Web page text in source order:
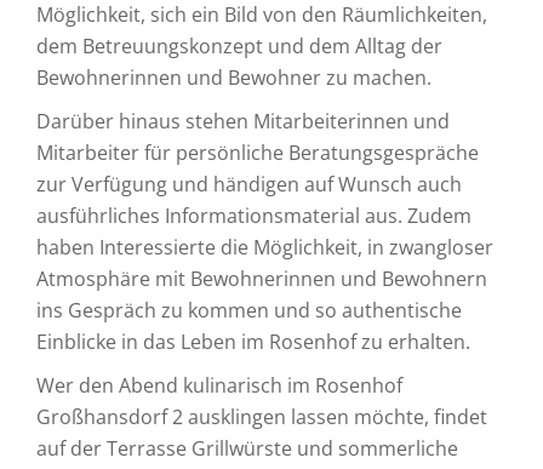
Möglichkeit, sich ein Bild von den Räumlichkeiten,
dem Betreuungskonzept und dem Alltag der
Bewohnerinnen und Bewohner zu machen.
Darüber hinaus stehen Mitarbeiterinnen und
Mitarbeiter für persönliche Beratungsgespräche
zur Verfügung und händigen auf Wunsch auch
ausführliches Informationsmaterial aus. Zudem
haben Interessierte die Möglichkeit, in zwangloser
Atmosphäre mit Bewohnerinnen und Bewohnern
ins Gespräch zu kommen und so authentische
Einblicke in das Leben im Rosenhof zu erhalten.
Wer den Abend kulinarisch im Rosenhof
Großhansdorf 2 ausklingen lassen möchte, findet
auf der Terrasse Grillwürste und sommerliche